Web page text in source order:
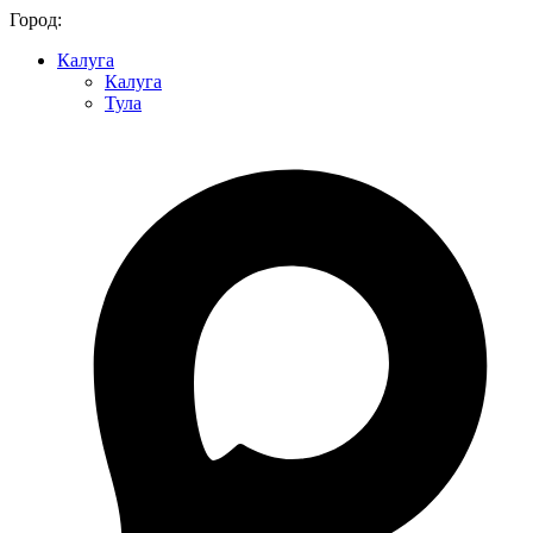
Город:
Калуга
Калуга
Тула